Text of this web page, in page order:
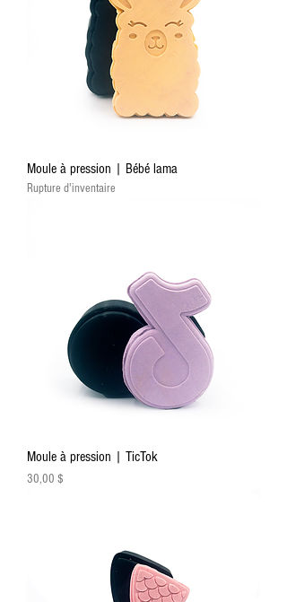
Moule à pression | Bébé lama
Rupture d'inventaire
Moule à pression | TicTok
Prix
30,00 $